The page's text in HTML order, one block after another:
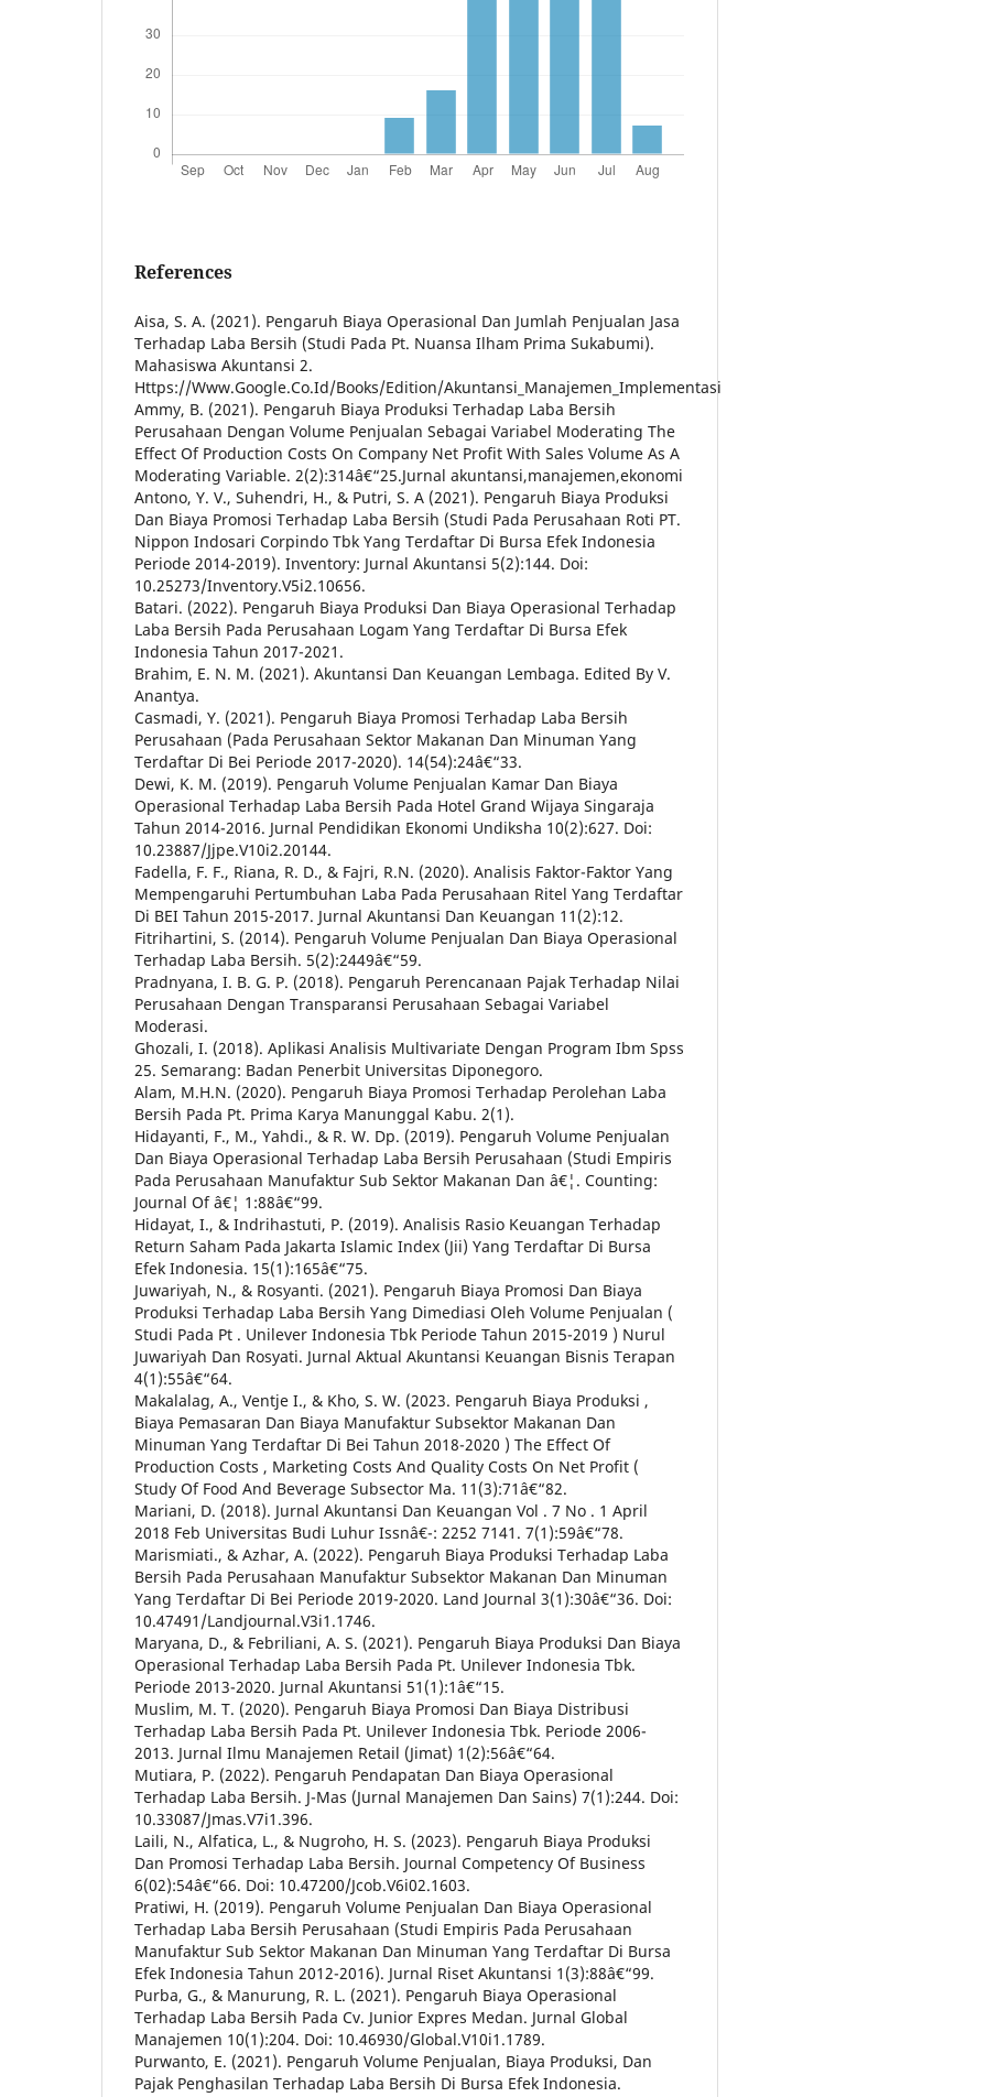
References
Aisa, S. A. (2021). Pengaruh Biaya Operasional Dan Jumlah Penjualan Jasa
Terhadap Laba Bersih (Studi Pada Pt. Nuansa Ilham Prima Sukabumi).
Mahasiswa Akuntansi 2.
Https://Www.Google.Co.Id/Books/Edition/Akuntansi_Manajemen_Implementasi
Ammy, B. (2021). Pengaruh Biaya Produksi Terhadap Laba Bersih
Perusahaan Dengan Volume Penjualan Sebagai Variabel Moderating The
Effect Of Production Costs On Company Net Profit With Sales Volume As A
Moderating Variable. 2(2):314â€“25.Jurnal akuntansi,manajemen,ekonomi
Antono, Y. V., Suhendri, H., & Putri, S. A (2021). Pengaruh Biaya Produksi
Dan Biaya Promosi Terhadap Laba Bersih (Studi Pada Perusahaan Roti PT.
Nippon Indosari Corpindo Tbk Yang Terdaftar Di Bursa Efek Indonesia
Periode 2014-2019). Inventory: Jurnal Akuntansi 5(2):144. Doi:
10.25273/Inventory.V5i2.10656.
Batari. (2022). Pengaruh Biaya Produksi Dan Biaya Operasional Terhadap
Laba Bersih Pada Perusahaan Logam Yang Terdaftar Di Bursa Efek
Indonesia Tahun 2017-2021.
Brahim, E. N. M. (2021). Akuntansi Dan Keuangan Lembaga. Edited By V.
Anantya.
Casmadi, Y. (2021). Pengaruh Biaya Promosi Terhadap Laba Bersih
Perusahaan (Pada Perusahaan Sektor Makanan Dan Minuman Yang
Terdaftar Di Bei Periode 2017-2020). 14(54):24â€“33.
Dewi, K. M. (2019). Pengaruh Volume Penjualan Kamar Dan Biaya
Operasional Terhadap Laba Bersih Pada Hotel Grand Wijaya Singaraja
Tahun 2014-2016. Jurnal Pendidikan Ekonomi Undiksha 10(2):627. Doi:
10.23887/Jjpe.V10i2.20144.
Fadella, F. F., Riana, R. D., & Fajri, R.N. (2020). Analisis Faktor-Faktor Yang
Mempengaruhi Pertumbuhan Laba Pada Perusahaan Ritel Yang Terdaftar
Di BEI Tahun 2015-2017. Jurnal Akuntansi Dan Keuangan 11(2):12.
Fitrihartini, S. (2014). Pengaruh Volume Penjualan Dan Biaya Operasional
Terhadap Laba Bersih. 5(2):2449â€“59.
Pradnyana, I. B. G. P. (2018). Pengaruh Perencanaan Pajak Terhadap Nilai
Perusahaan Dengan Transparansi Perusahaan Sebagai Variabel
Moderasi.
Ghozali, I. (2018). Aplikasi Analisis Multivariate Dengan Program Ibm Spss
25. Semarang: Badan Penerbit Universitas Diponegoro.
Alam, M.H.N. (2020). Pengaruh Biaya Promosi Terhadap Perolehan Laba
Bersih Pada Pt. Prima Karya Manunggal Kabu. 2(1).
Hidayanti, F., M., Yahdi., & R. W. Dp. (2019). Pengaruh Volume Penjualan
Dan Biaya Operasional Terhadap Laba Bersih Perusahaan (Studi Empiris
Pada Perusahaan Manufaktur Sub Sektor Makanan Dan â€¦. Counting:
Journal Of â€¦ 1:88â€“99.
Hidayat, I., & Indrihastuti, P. (2019). Analisis Rasio Keuangan Terhadap
Return Saham Pada Jakarta Islamic Index (Jii) Yang Terdaftar Di Bursa
Efek Indonesia. 15(1):165â€“75.
Juwariyah, N., & Rosyanti. (2021). Pengaruh Biaya Promosi Dan Biaya
Produksi Terhadap Laba Bersih Yang Dimediasi Oleh Volume Penjualan (
Studi Pada Pt . Unilever Indonesia Tbk Periode Tahun 2015-2019 ) Nurul
Juwariyah Dan Rosyati. Jurnal Aktual Akuntansi Keuangan Bisnis Terapan
4(1):55â€“64.
Makalalag, A., Ventje I., & Kho, S. W. (2023. Pengaruh Biaya Produksi ,
Biaya Pemasaran Dan Biaya Manufaktur Subsektor Makanan Dan
Minuman Yang Terdaftar Di Bei Tahun 2018-2020 ) The Effect Of
Production Costs , Marketing Costs And Quality Costs On Net Profit (
Study Of Food And Beverage Subsector Ma. 11(3):71â€“82.
Mariani, D. (2018). Jurnal Akuntansi Dan Keuangan Vol . 7 No . 1 April
2018 Feb Universitas Budi Luhur Issnâ€¯: 2252 7141. 7(1):59â€“78.
Marismiati., & Azhar, A. (2022). Pengaruh Biaya Produksi Terhadap Laba
Bersih Pada Perusahaan Manufaktur Subsektor Makanan Dan Minuman
Yang Terdaftar Di Bei Periode 2019-2020. Land Journal 3(1):30â€“36. Doi:
10.47491/Landjournal.V3i1.1746.
Maryana, D., & Febriliani, A. S. (2021). Pengaruh Biaya Produksi Dan Biaya
Operasional Terhadap Laba Bersih Pada Pt. Unilever Indonesia Tbk.
Periode 2013-2020. Jurnal Akuntansi 51(1):1â€“15.
Muslim, M. T. (2020). Pengaruh Biaya Promosi Dan Biaya Distribusi
Terhadap Laba Bersih Pada Pt. Unilever Indonesia Tbk. Periode 2006-
2013. Jurnal Ilmu Manajemen Retail (Jimat) 1(2):56â€“64.
Mutiara, P. (2022). Pengaruh Pendapatan Dan Biaya Operasional
Terhadap Laba Bersih. J-Mas (Jurnal Manajemen Dan Sains) 7(1):244. Doi:
10.33087/Jmas.V7i1.396.
Laili, N., Alfatica, L., & Nugroho, H. S. (2023). Pengaruh Biaya Produksi
Dan Promosi Terhadap Laba Bersih. Journal Competency Of Business
6(02):54â€“66. Doi: 10.47200/Jcob.V6i02.1603.
Pratiwi, H. (2019). Pengaruh Volume Penjualan Dan Biaya Operasional
Terhadap Laba Bersih Perusahaan (Studi Empiris Pada Perusahaan
Manufaktur Sub Sektor Makanan Dan Minuman Yang Terdaftar Di Bursa
Efek Indonesia Tahun 2012-2016). Jurnal Riset Akuntansi 1(3):88â€“99.
Purba, G., & Manurung, R. L. (2021). Pengaruh Biaya Operasional
Terhadap Laba Bersih Pada Cv. Junior Expres Medan. Jurnal Global
Manajemen 10(1):204. Doi: 10.46930/Global.V10i1.1789.
Purwanto, E. (2021). Pengaruh Volume Penjualan, Biaya Produksi, Dan
Pajak Penghasilan Terhadap Laba Bersih Di Bursa Efek Indonesia.